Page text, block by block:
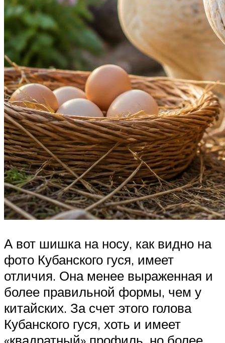
А вот шишка на носу, как видно на
фото Кубанского гуся, имеет
отличия. Она менее выраженная и
более правильной формы, чем у
китайских. За счет этого голова
Кубанского гуся, хоть и имеет